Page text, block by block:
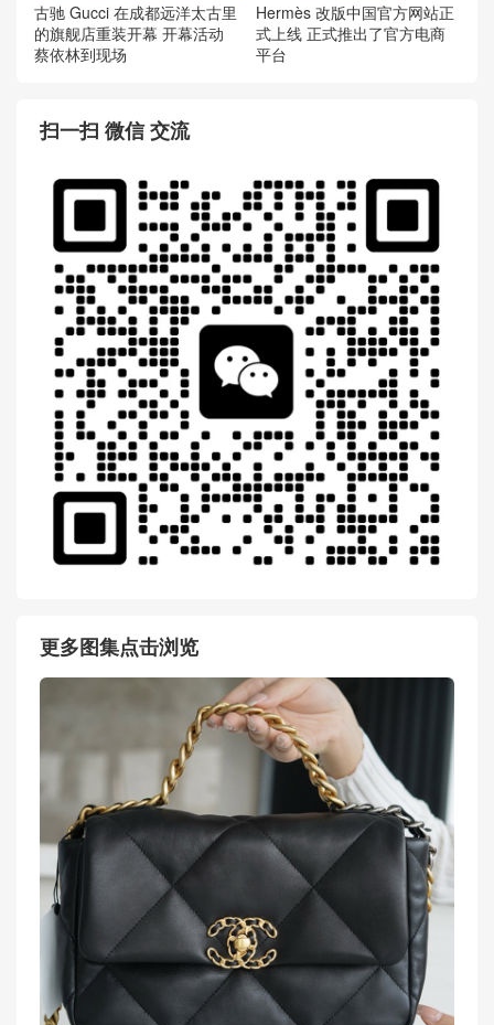
古驰 Gucci 在成都远洋太古里
的旗舰店重装开幕 开幕活动
蔡依林到现场
Hermès 改版中国官方网站正
式上线 正式推出了官方电商
平台
扫一扫 微信 交流
更多图集点击浏览